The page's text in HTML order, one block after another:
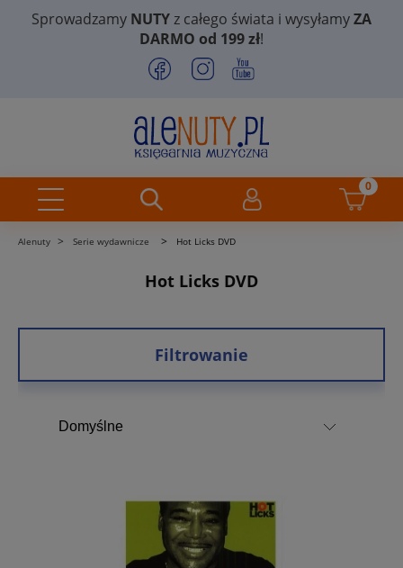
Sprowadzamy NUTYz całego świata i wysyłamyZA
DARMO od 199 zł!
Alenuty > Serie wydawnicze > Hot Licks DVD
Hot Licks DVD
Filtrowanie